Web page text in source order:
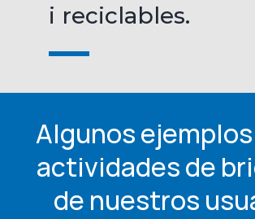
i reciclables.
Algunos
actividades de
de nuestros